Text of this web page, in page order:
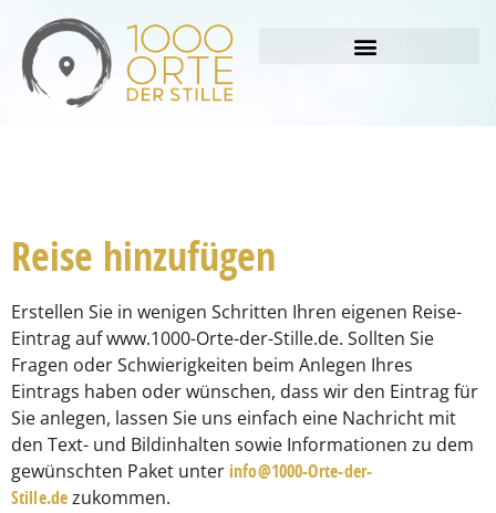
Reise hinzufügen
Erstellen Sie in wenigen Schritten Ihren eigenen Reise-
Eintrag auf www.1000-Orte-der-Stille.de. Sollten Sie
Fragen oder Schwierigkeiten beim Anlegen Ihres
Eintrags haben oder wünschen, dass wir den Eintrag für
Sie anlegen, lassen Sie uns einfach eine Nachricht mit
den Text- und Bildinhalten sowie Informationen zu dem
gewünschten Paket unter info@1000-Orte-der-
Stille.dezukommen.